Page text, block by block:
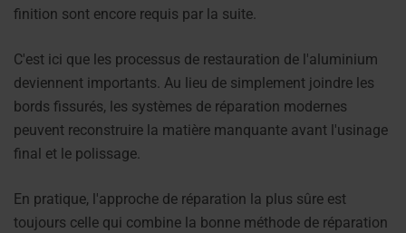
finition sont encore requis par la suite.
C'est ici que les processus de restauration de l'aluminium
deviennent importants. Au lieu de simplement joindre les
bords fissurés, les systèmes de réparation modernes
peuvent reconstruire la matière manquante avant l'usinage
final et le polissage.
En pratique, l'approche de réparation la plus sûre est
toujours celle qui combine la bonne méthode de réparation